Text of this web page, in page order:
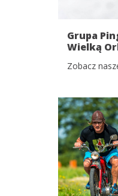
Grupa
Wielką
Zobacz